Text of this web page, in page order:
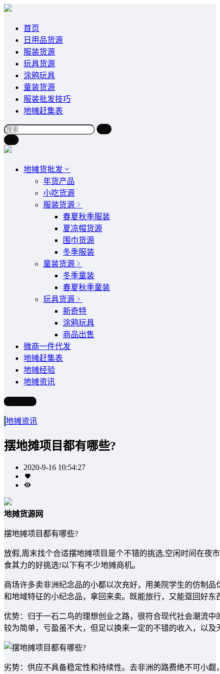
首页
日用品货源
服装货源
玩具货源
涂鸦玩具
童装货源
服装批发技巧
地摊赶集表
地摊货批发
年货产品
小吃货源
服装货源
春夏秋季服装
夏凉帽货源
围巾货源
冬季服装
童装货源
冬季童装
春夏秋季童装
玩具货源
新奇特
涂鸦玩具
商品出售
微商一件代发
地摊赶集表
地摊经验
地摊资讯
写文章
地摊资讯
摆地摊项目都有哪些?
2020-9-16 10:54:27
地摊货源网
摆地摊项目都有哪些?
放假,周末找个合适摆地摊项目是个不错的挑选,空闲时间在夜
食其力的好挑选!以下有不少地摊商机。
商场许多卖非洲纪念品的小都以次充好，用美院学生的仿制
和地域特征的小纪念品，拿回来卖。既能旅行，又能趸回好东
优势：归于一石二鸟的理想创业之路，很符合现代社会潮流
较为简单，亏盈虽不大，但足以换来一定的不错的收入，以及
劣势：供应不具备稳定性和持续性。去非洲的路费绝不可小